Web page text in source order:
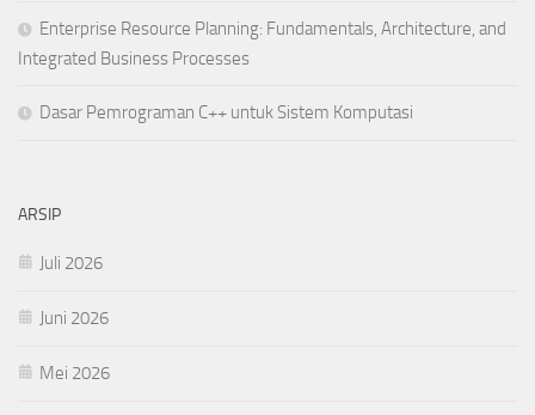
Enterprise Resource Planning: Fundamentals, Architecture, and
Integrated Business Processes
Dasar Pemrograman C++ untuk Sistem Komputasi
ARSIP
Juli 2026
Juni 2026
Mei 2026